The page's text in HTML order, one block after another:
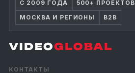
С 2009 ГОДА
500+ ПРОЕКТОВ
МОСКВА И РЕГИОНЫ
B2B
VIDEOGLOBAL
КОНТАКТЫ